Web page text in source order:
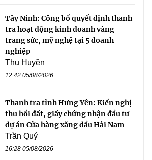
Tây Ninh: Công bố quyết định thanh
tra hoạt động kinh doanh vàng
trang sức, mỹ nghệ tại 5 doanh
nghiệp
Thu Huyền
12:42 05/08/2026
Thanh tra tỉnh Hưng Yên: Kiến nghị
thu hồi đất, giấy chứng nhận đầu tư
dự án Cửa hàng xăng dầu Hải Nam
Trần Quý
16:28 05/08/2026